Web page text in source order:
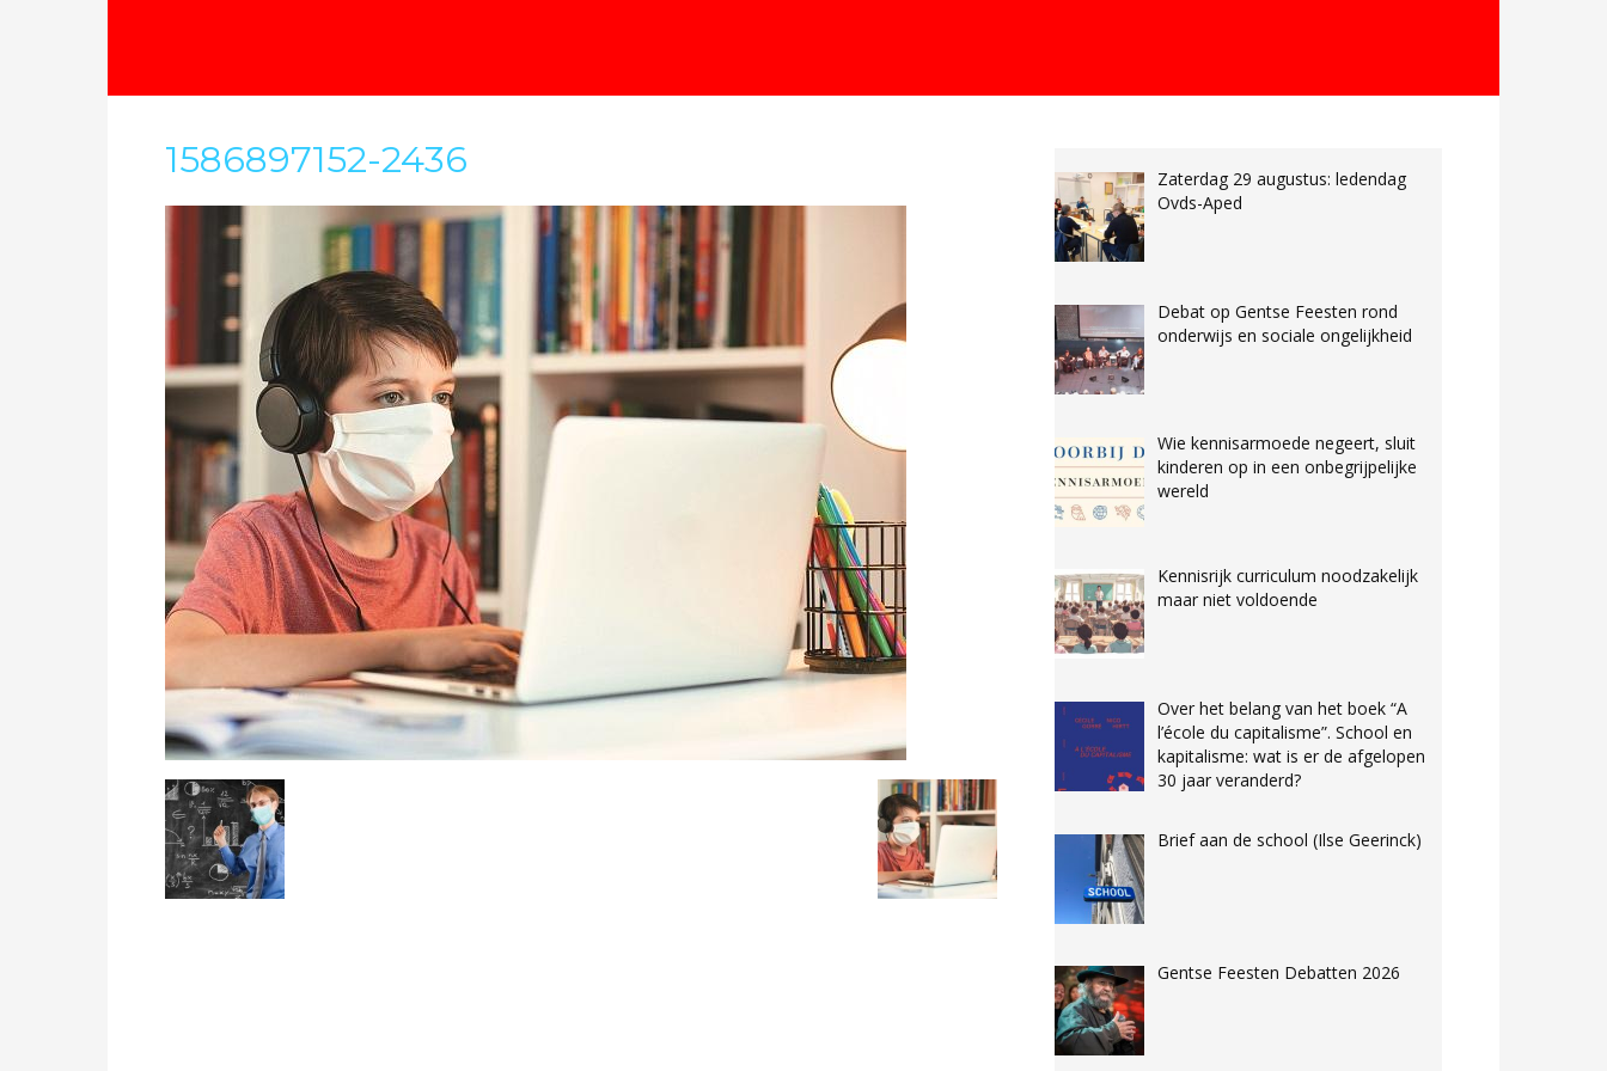
1586897152-2436
Zaterdag 29 augustus: ledendag
Ovds-Aped
Debat op Gentse Feesten rond
onderwijs en sociale ongelijkheid
Wie kennisarmoede negeert, sluit
kinderen op in een onbegrijpelijke
wereld
Kennisrijk curriculum noodzakelijk
maar niet voldoende
Over het belang van het boek “A
l’école du capitalisme”. School en
kapitalisme: wat is er de afgelopen
30 jaar veranderd?
Brief aan de school (Ilse Geerinck)
Gentse Feesten Debatten 2026